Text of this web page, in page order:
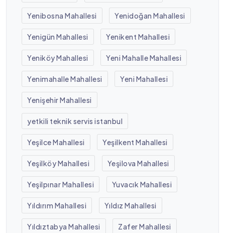
Yenibosna Mahallesi Yenidoğan Mahallesi
Yenigün Mahallesi Yenikent Mahallesi
Yeniköy Mahallesi Yeni Mahalle Mahallesi
Yenimahalle Mahallesi Yeni Mahallesi
Yenişehir Mahallesi
yetkili teknik servis istanbul
Yeşilce Mahallesi Yeşilkent Mahallesi
Yeşilköy Mahallesi Yeşilova Mahallesi
Yeşilpınar Mahallesi Yuvacık Mahallesi
Yıldırım Mahallesi Yıldız Mahallesi
Yıldıztabya Mahallesi Zafer Mahallesi